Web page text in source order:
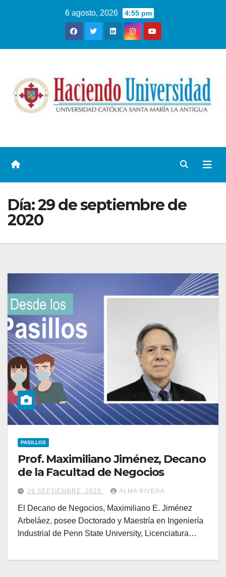
6 agosto, 2026 4:55 pm
Día:29 de septiembre de
2020
PASILLOS
Prof. Maximiliano Jiménez, Decano
de la Facultad de Negocios
29 SEPTIEMBRE, 2020 ALMA RIVERA
El Decano de Negocios, Maximiliano E. Jiménez
Arbeláez, posee Doctorado y Maestría en Ingeniería
Industrial de Penn State University, Licenciatura…